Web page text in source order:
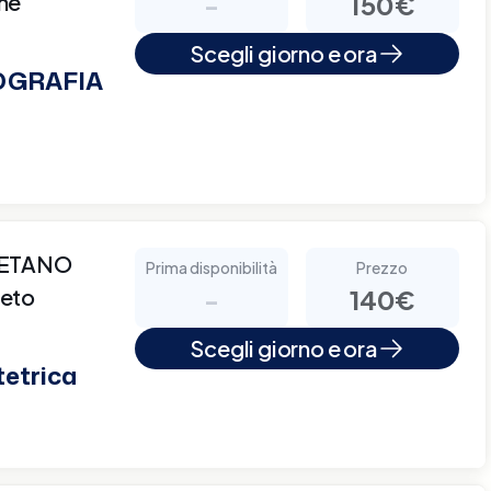
Scegli giorno e ora
Prima disponibilità
-
Prezzo
140€
Scegli giorno e ora